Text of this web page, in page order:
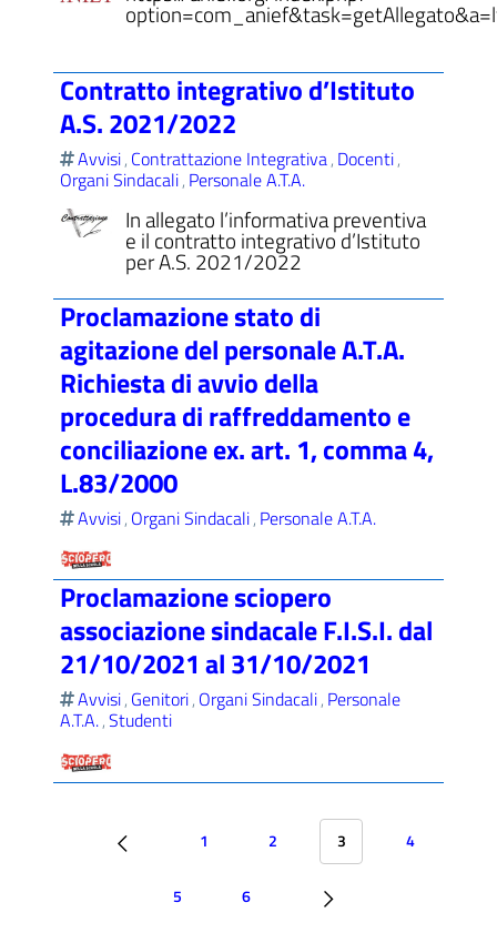
Contratto integrativo d’Istituto
A.S. 2021/2022
Avvisi, Contrattazione Integrativa, Docenti,
Organi Sindacali, Personale A.T.A.
In allegato l’informativa preventiva
e il contratto integrativo d’Istituto
per A.S. 2021/2022
Proclamazione stato di
agitazione del personale A.T.A.
Richiesta di avvio della
procedura di raffreddamento e
conciliazione ex. art. 1, comma 4,
L.83/2000
Avvisi, Organi Sindacali, Personale A.T.A.
Proclamazione sciopero
associazione sindacale F.I.S.I. dal
21/10/2021 al 31/10/2021
Avvisi, Genitori, Organi Sindacali, Personale
A.T.A.,Studenti
1 2 3 4
5 6